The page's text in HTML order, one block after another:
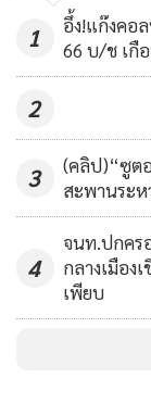
1
อึ้ง!แก๊งคอล
66 บ/ช เกื
2
3
(คลิป)“ซูต
สะพานระ
4
จนท.ปกคร
กลางเมือง
เพียบ